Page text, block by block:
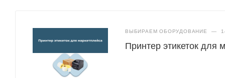
ВЫБИРАЕМ ОБОРУДОВАНИЕ —
Принтер этикеток для